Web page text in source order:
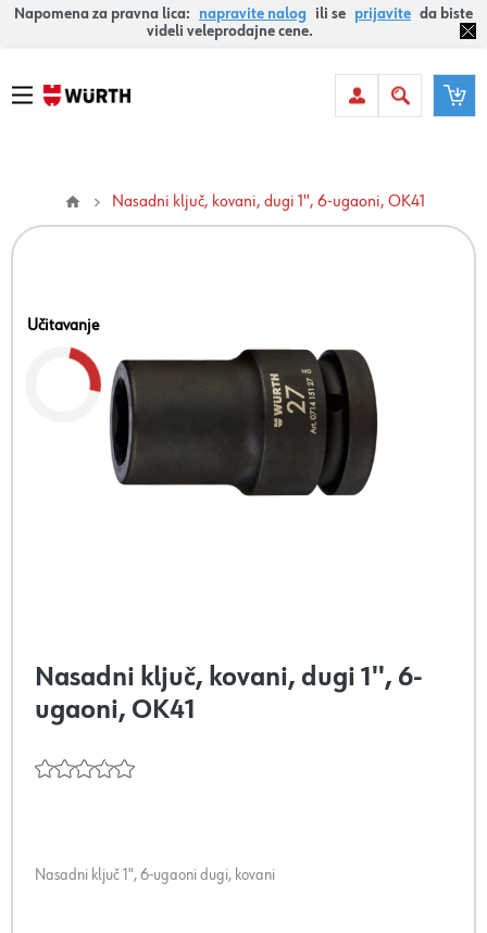
Napomena za pravna lica: napravite nalog ili se prijavite da biste
videli veleprodajne cene.
Nasadni ključ, kovani, dugi 1'', 6-ugaoni, OK41
Učitavanje
Nasadni ključ, kovani, dugi 1'', 6-
ugaoni, OK41
Nasadni ključ 1", 6-ugaoni dugi, kovani